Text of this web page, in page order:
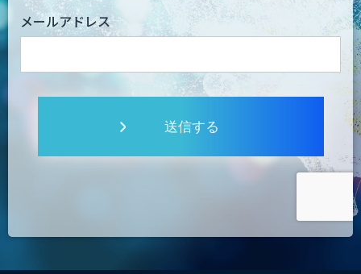
メールアドレス
送信する